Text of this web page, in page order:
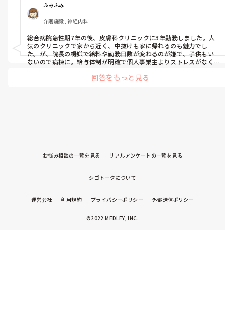
病棟の業務が嫌で辞めたわけではなく、ゆくゆく子どもが欲しい
ため日勤業務がいいと考えて転職しました。
しかし年間休日は実質かなり少なく、朝も早いため夜勤がある病
棟業務とあまり大差ないように感じてしまいます。また病棟業務
の経験が長いこともあり、ルーティンワークに興味を感じない、
やりがいを見出せないのもあります。
最初は慣れない業務で慣れない環境で辛いだけだと思い、人間関
ふみふみ
介護施設, 神経内科
総合病院急性期7年の後、皮膚科クリニックに3年勤務しました。人
気のクリニックで家から近く、中抜けも家に帰れるのも魅力でし
た。が、院長の機嫌で給料や勤務日数が変わるのが嫌で、子供もい
ないので病棟に。給与体制が明確で個人事業主よりストレスがなく
る人が優先されるので希望の休みも諦めないといけないこともあり
回答をもっと見る
お悩み相談の一覧を見る リアルアンケートの一覧を見る
シゴトークについて
運営会社 利用規約 プライバシーポリシー 外部送信ポリシー
©2022 MEDLEY, INC.